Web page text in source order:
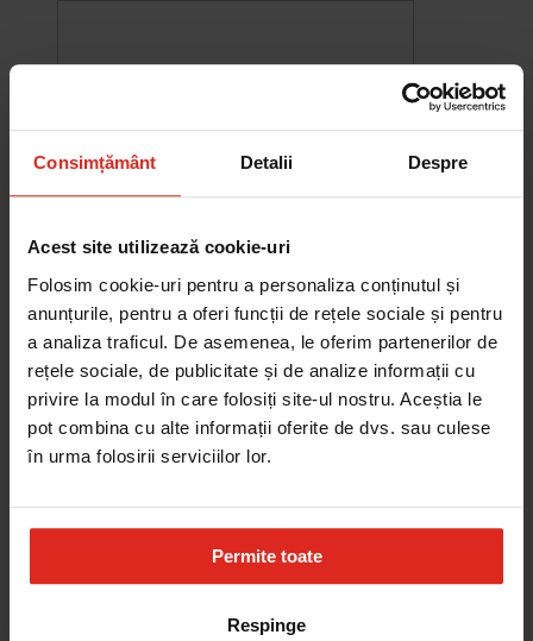
Consimțământ Detalii Despre
Acest site utilizează cookie-uri
Folosim cookie-uri pentru a personaliza conținutul și
anunțurile, pentru a oferi funcții de rețele sociale și pentru
a analiza traficul. De asemenea, le oferim partenerilor de
rețele sociale, de publicitate și de analize informații cu
privire la modul în care folosiți site-ul nostru. Aceștia le
pot combina cu alte informații oferite de dvs. sau culese
în urma folosirii serviciilor lor.
Permite toate
Respinge
-10%
Chiuveta Maris MRG 610-60
Pret special
Adauga în cos